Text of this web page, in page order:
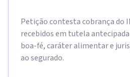
Petição contesta cobrança do
recebidos em tutela
boa-fé, caráter alimentar e
ao segurado.